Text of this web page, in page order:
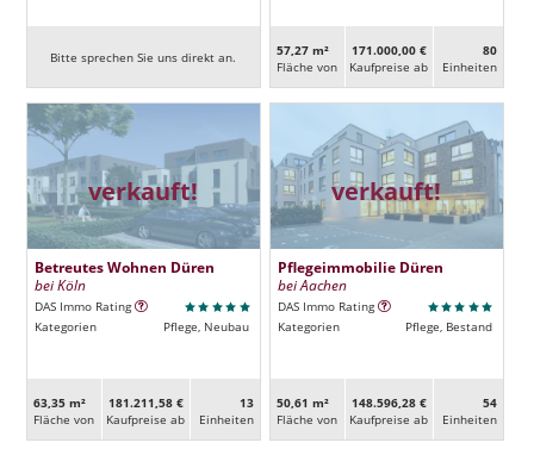
Bitte sprechen Sie uns direkt an.
57,27 m²
Fläche von
171.000,00 €
Kaufpreise ab
80
Ein­heiten
verkauft!
Betreutes Wohnen Düren
bei Köln
DAS Immo Rating
Kategorien
Pflege, Neubau
63,35 m²
Fläche von
181.211,58 €
Kaufpreise ab
13
Ein­heiten
verkauft!
Pflegeimmobilie Düren
bei Aachen
DAS Immo Rating
Kategorien
Pflege, Bestand
50,61 m²
Fläche von
148.596,28 €
Kaufpreise ab
54
Ein­heiten